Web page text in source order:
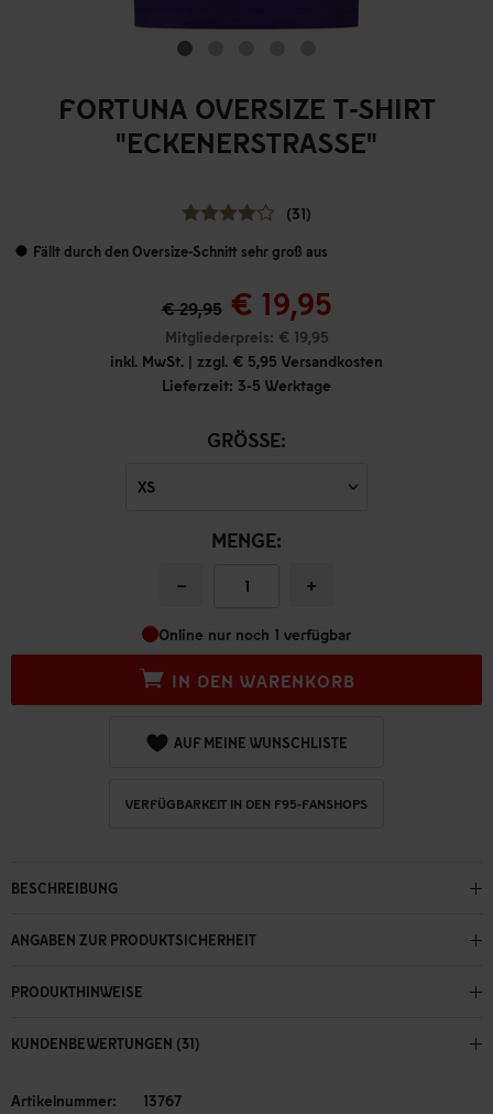
FORTUNA OVERSIZE T-SHIRT
"ECKENERSTRASSE"
(31)
Fällt durch den Oversize-Schnitt sehr groß aus
€ 29,95 € 19,95
Mitgliederpreis: € 19,95
inkl. MwSt. | zzgl. € 5,95 Versandkosten
Lieferzeit: 3-5 Werktage
GRÖSSE:
MENGE:
− +
Online nur noch 1 verfügbar
IN DEN WARENKORB
AUF MEINE WUNSCHLISTE
VERFÜGBARKEIT IN DEN F95-FANSHOPS
BESCHREIBUNG
ANGABEN ZUR PRODUKTSICHERHEIT
PRODUKTHINWEISE
KUNDENBEWERTUNGEN (31)
Artikelnummer: 13767